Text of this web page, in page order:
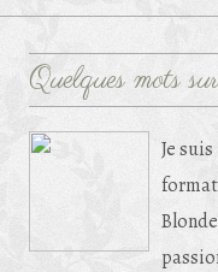
Quelques mots
Je